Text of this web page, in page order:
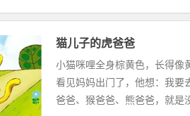
猫儿子的虎爸爸
小猫咪哩全身棕黄色，长得
看见妈妈出门了，他想：我
爸爸、猴爸爸、熊爸爸，就是